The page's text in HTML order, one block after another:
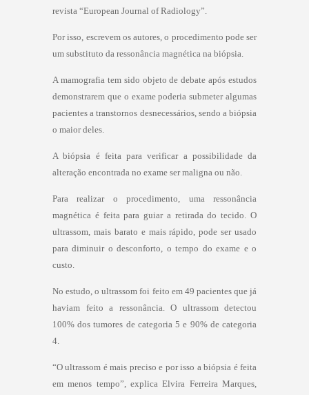
revista “European Journal of Radiology”.
Por isso, escrevem os autores, o procedimento pode ser
um substituto da ressonância magnética na biópsia.
A mamografia tem sido objeto de debate após estudos
demonstrarem que o exame poderia submeter algumas
pacientes a transtornos desnecessários, sendo a biópsia
o maior deles.
A biópsia é feita para verificar a possibilidade da
alteração encontrada no exame ser maligna ou não.
Para realizar o procedimento, uma ressonância
magnética é feita para guiar a retirada do tecido. O
ultrassom, mais barato e mais rápido, pode ser usado
para diminuir o desconforto, o tempo do exame e o
custo.
No estudo, o ultrassom foi feito em 49 pacientes que já
haviam feito a ressonância. O ultrassom detectou
100% dos tumores de categoria 5 e 90% de categoria
4.
“O ultrassom é mais preciso e por isso a biópsia é feita
em menos tempo”, explica Elvira Ferreira Marques,